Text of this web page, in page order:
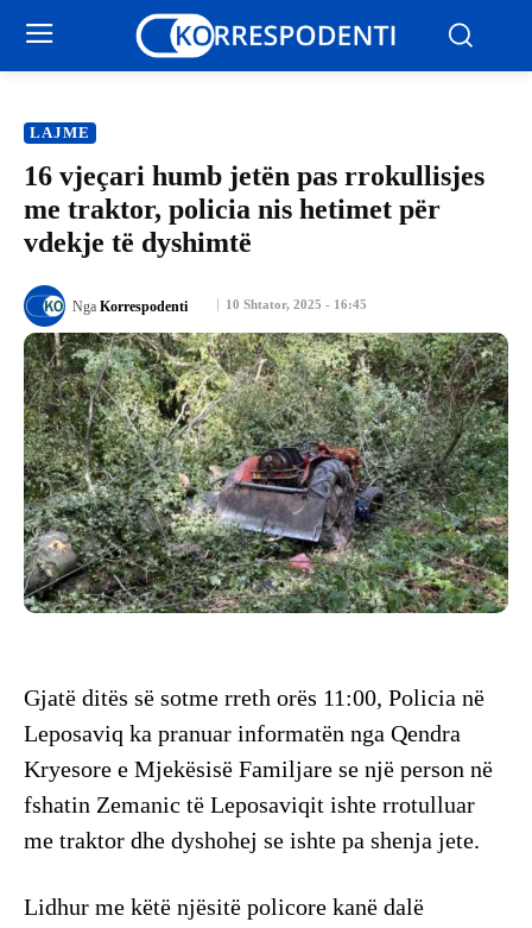
LAJME
16 vjeçari humb jetën pas rrokullisjes
me traktor, policia nis hetimet për
vdekje të dyshimtë
10 Shtator, 2025 - 16:45
Nga Korrespodenti
Gjatë ditës së sotme rreth orës 11:00, Policia në
Leposaviq ka pranuar informatën nga Qendra
Kryesore e Mjekësisë Familjare se një person në
fshatin Zemanic të Leposaviqit ishte rrotulluar
me traktor dhe dyshohej se ishte pa shenja jete.
Lidhur me këtë njësitë policore kanë dalë